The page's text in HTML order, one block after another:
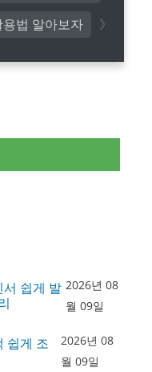
용법 알아보자
쉽게 발 2026년 08
월 09일
쉽게 조
2026년 08
월 09일